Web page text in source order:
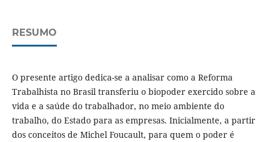
RESUMO
O presente artigo dedica-se a analisar como a Reforma
Trabalhista no Brasil transferiu o biopoder exercido sobre a
vida e a saúde do trabalhador, no meio ambiente do
trabalho, do Estado para as empresas. Inicialmente, a partir
dos conceitos de Michel Foucault, para quem o poder é